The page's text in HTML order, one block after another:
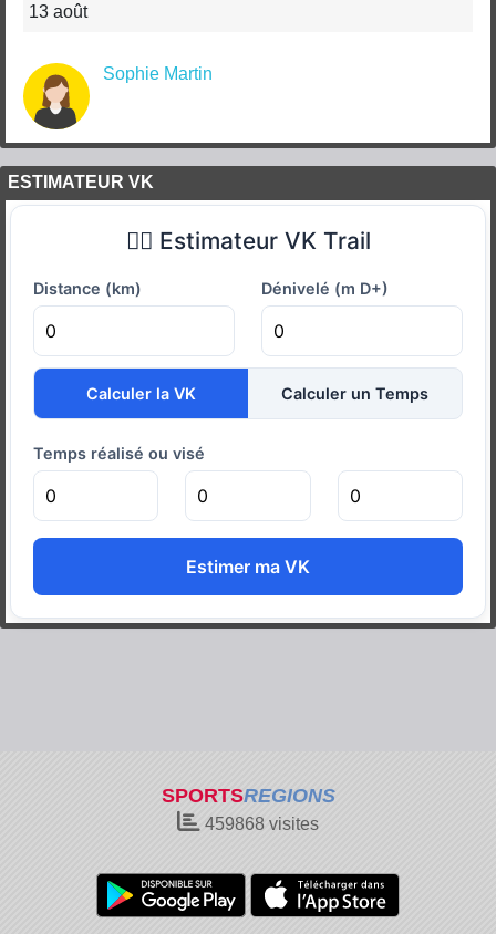
13 août
Sophie Martin
ESTIMATEUR VK
🏃‍♂️ Estimateur VK Trail
Distance (km) Dénivelé (m D+)
Calculer la VK Calculer un Temps
Temps réalisé ou visé
Estimer ma VK
SPORTSREGIONS
459868 visites